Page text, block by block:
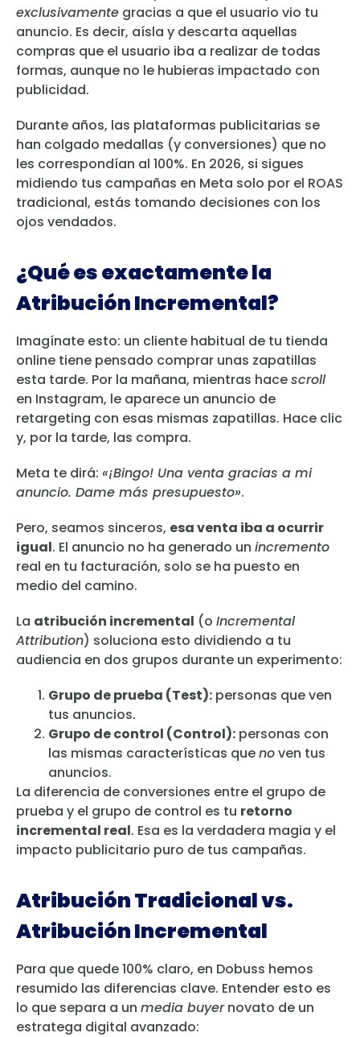
exclusivamente gracias a que el usuario vio tu
anuncio. Es decir, aísla y descarta aquellas
compras que el usuario iba a realizar de todas
formas, aunque no le hubieras impactado con
publicidad.
Durante años, las plataformas publicitarias se
han colgado medallas (y conversiones) que no
les correspondían al 100%. En 2026, si sigues
midiendo tus campañas en Meta solo por el ROAS
tradicional, estás tomando decisiones con los
ojos vendados.
¿Qué es exactamente la
Atribución Incremental?
Imagínate esto: un cliente habitual de tu tienda
online tiene pensado comprar unas zapatillas
esta tarde. Por la mañana, mientras hacescroll
en Instagram, le aparece un anuncio de
retargeting con esas mismas zapatillas. Hace clic
y, por la tarde, las compra.
Meta te dirá: «¡Bingo! Una venta gracias a mi
anuncio. Dame más presupuesto».
Pero, seamos sinceros, esa venta iba a ocurrir
igual. El anuncio no ha generado un incremento
real en tu facturación, solo se ha puesto en
medio del camino.
La atribución incremental (o Incremental
Attribution) soluciona esto dividiendo a tu
audiencia en dos grupos durante un experimento:
Grupo de prueba (Test): personas que ven
tus anuncios.
Grupo de control (Control): personas con
las mismas características quenoven tus
anuncios.
La diferencia de conversiones entre el grupo de
prueba y el grupo de control es tu retorno
incremental real. Esa es la verdadera magia y el
impacto publicitario puro de tus campañas.
Atribución Tradicional vs.
Atribución Incremental
Para que quede 100% claro, en Dobuss hemos
resumido las diferencias clave. Entender esto es
lo que separa a un media buyernovato de un
estratega digital avanzado: